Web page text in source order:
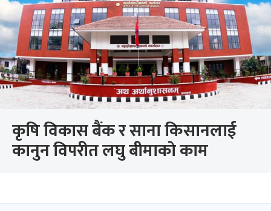
कृषि विकास बैंक र साना किसानलाई
कानुन विपरीत लघु बीमाकाे काम